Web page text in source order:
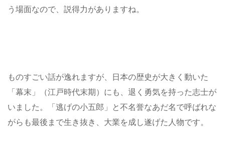
う場面なので、説得力がありますね。
ものすごい話が逸れますが、日本の歴史が大きく動いた
「幕末」（江戸時代末期）にも、退く勇気を持った志士が
いました。「逃げの小五郎」と不名誉なあだ名で呼ばれな
がらも最後まで生き抜き、大業を成し遂げた人物です。